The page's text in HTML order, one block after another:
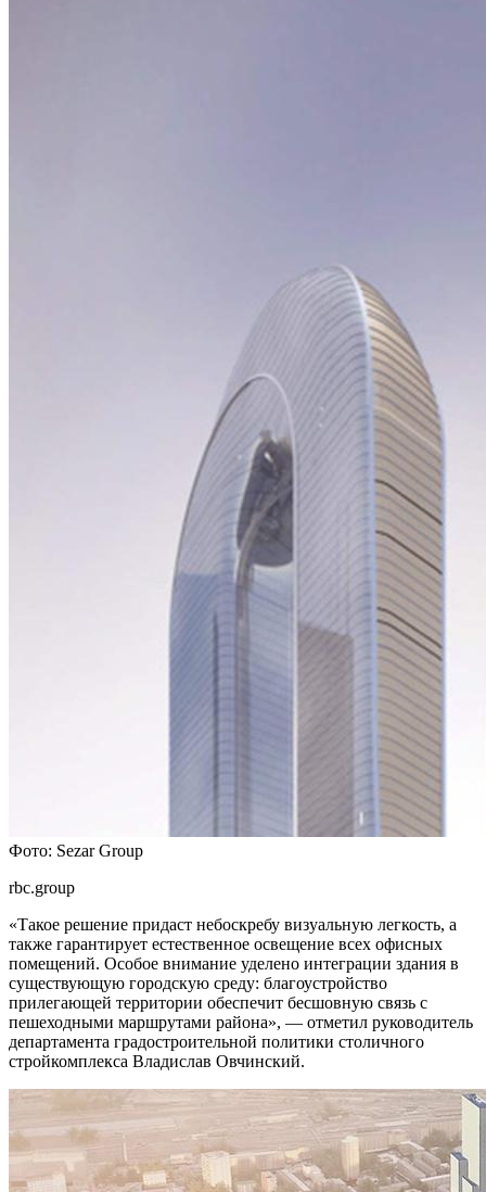
Фото: Sezar Group
rbc.group
«Такое решение придаст небоскребу визуальную легкость, а
также гарантирует естественное освещение всех офисных
помещений. Особое внимание уделено интеграции здания в
существующую городскую среду: благоустройство
прилегающей территории обеспечит бесшовную связь с
пешеходными маршрутами района», — отметил руководитель
департамента градостроительной политики столичного
стройкомплекса Владислав Овчинский.